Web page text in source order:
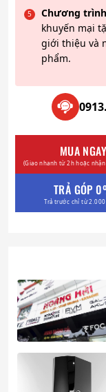
Chương
khuyến mại
giới thiệu và
phẩm.
MUA NGAY
(Giao nhanh từ 2h hoặc
TRẢ GÓP
Trả trước chỉ từ